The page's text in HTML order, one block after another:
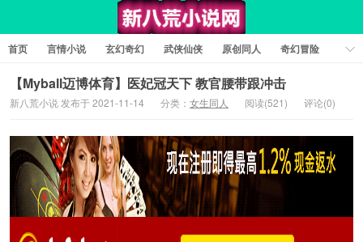
首页 言情小说 玄幻奇幻 武侠仙侠 原创同人
奇幻冒险
女性向小说
女生同人 情色工口 推理悬疑
日系小说
军事历史
短篇小说 科幻未来 经典文学 耽美小说
【Myball迈博体育】医妃冠天下 教官腰带跟冲击
新八荒小说 发布于 2021-11-14 分类： 女生同人 阅读(521) 评论(0)